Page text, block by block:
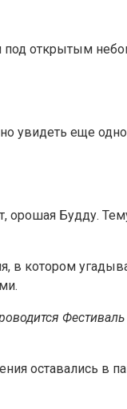
открытым
увидеть еще
орошая Будду.
в котором
оставались в